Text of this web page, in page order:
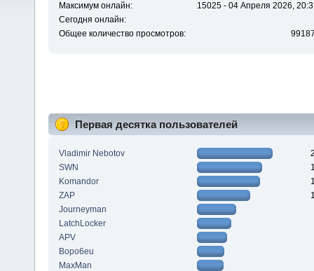
Максимум онлайн:
15025 - 04 Апреля 2026,
Сегодня онлайн:
Общее количество просмотров:
Первая десятка пользователей
Vladimir Nebotov
SWN
Komandor
ZAP
Journeyman
LatchLocker
APV
Bopo6eu
MaxMan